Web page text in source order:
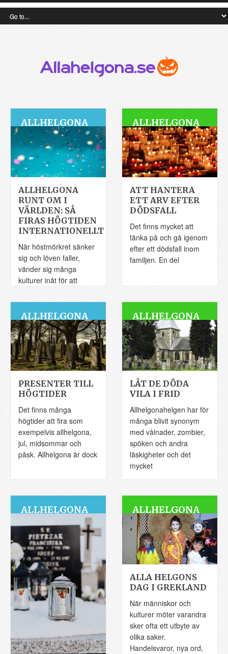
ALLHELGONA
ALLHELGONA
RUNT OM I
VÄRLDEN: SÅ
FIRAS HÖGTIDEN
INTERNATIONELLT
När höstmörkret sänker
sig och löven faller,
vänder sig många
kulturer inåt för att
ALLHELGONA
ATT HANTERA
ETT ARV EFTER
DÖDSFALL
Det finns mycket att
tänka på och gå igenom
efter ett dödsfall inom
familjen. En del
ALLHELGONA
PRESENTER TILL
HÖGTIDER
Det finns många
högtider att fira som
exempelvis allhelgona,
jul, midsommar och
påsk. Allhelgona är dock
ALLHELGONA
LÅT DE DÖDA
VILA I FRID
Allhelgonahelgen har för
många blivit synonym
med vålnader, zombier,
spöken och andra
läskigheter och det
mycket
ALLHELGONA ALLHELGONA
ALLA HELGONS
DAG I GREKLAND
När människor och
kulturer möter varandra
sker ofta ett utbyte av
olika saker.
Handelsvaror, nya ord,